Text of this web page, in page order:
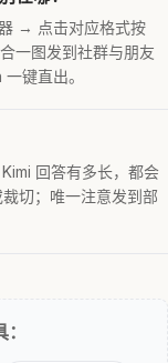
→ 点击对应格式按
一图发到社群与朋友
键直出。
回答有多长，都会
切；唯一注意发到部